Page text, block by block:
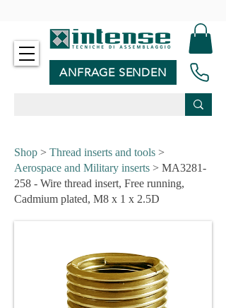
ANFRAGE SENDEN
Shop > Thread inserts and tools >
Aerospace and Military inserts > MA3281-
258 - Wire thread insert, Free running,
Cadmium plated, M8 x 1 x 2.5D